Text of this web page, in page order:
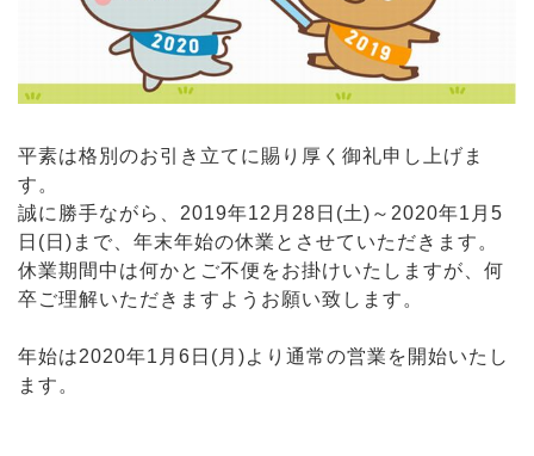
平素は格別のお引き立てに賜り厚く御礼申し上げま
す。
誠に勝手ながら、2019年12月28日(土)～2020年1月5
日(日)まで、年末年始の休業とさせていただきます。
休業期間中は何かとご不便をお掛けいたしますが、何
卒ご理解いただきますようお願い致します。
年始は2020年1月6日(月)より通常の営業を開始いたし
ます。